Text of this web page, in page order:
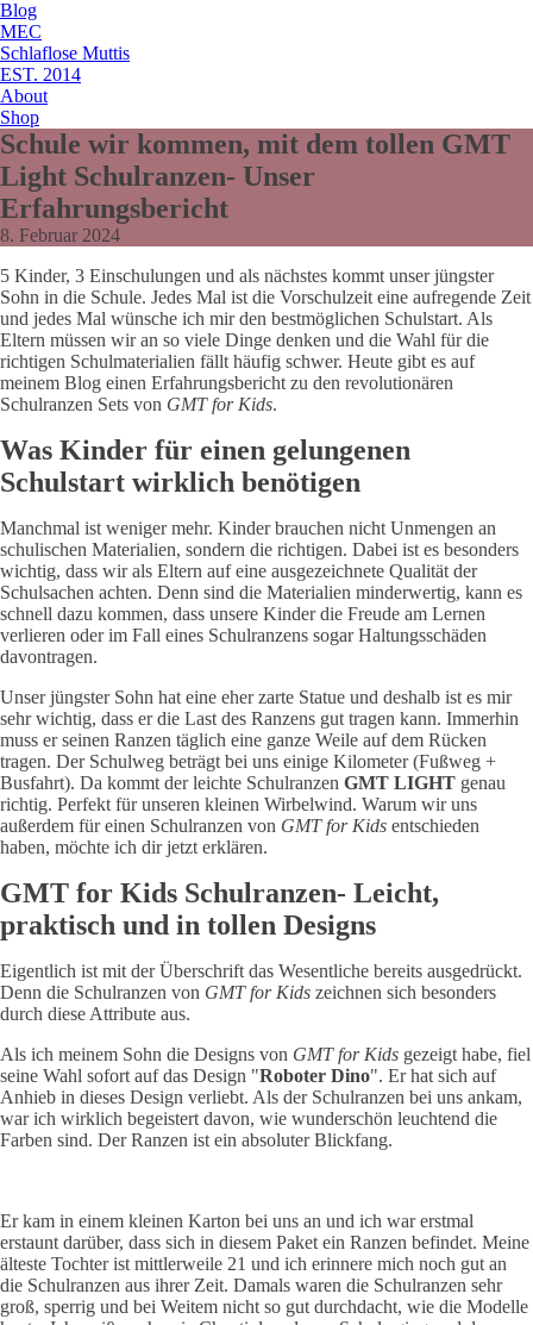
Blog
MEC
Schlaflose Muttis
EST. 2014
About
Shop
Schule wir kommen, mit dem tollen GMT
Light Schulranzen- Unser
Erfahrungsbericht
8. Februar 2024
5 Kinder, 3 Einschulungen und als nächstes kommt unser jüngster
Sohn in die Schule. Jedes Mal ist die Vorschulzeit eine aufregende Zeit
und jedes Mal wünsche ich mir den bestmöglichen Schulstart. Als
Eltern müssen wir an so viele Dinge denken und die Wahl für die
richtigen Schulmaterialien fällt häufig schwer. Heute gibt es auf
meinem Blog einen Erfahrungsbericht zu den revolutionären
Schulranzen Sets von GMT for Kids.
Was Kinder für einen gelungenen
Schulstart wirklich benötigen
Manchmal ist weniger mehr. Kinder brauchen nicht Unmengen an
schulischen Materialien, sondern die richtigen. Dabei ist es besonders
wichtig, dass wir als Eltern auf eine ausgezeichnete Qualität der
Schulsachen achten. Denn sind die Materialien minderwertig, kann es
schnell dazu kommen, dass unsere Kinder die Freude am Lernen
verlieren oder im Fall eines Schulranzens sogar Haltungsschäden
davontragen.
Unser jüngster Sohn hat eine eher zarte Statue und deshalb ist es mir
sehr wichtig, dass er die Last des Ranzens gut tragen kann. Immerhin
muss er seinen Ranzen täglich eine ganze Weile auf dem Rücken
tragen. Der Schulweg beträgt bei uns einige Kilometer (Fußweg +
Busfahrt). Da kommt der leichte Schulranzen GMT LIGHT genau
richtig. Perfekt für unseren kleinen Wirbelwind. Warum wir uns
außerdem für einen Schulranzen von GMT for Kids entschieden
haben, möchte ich dir jetzt erklären.
GMT for Kids Schulranzen- Leicht,
praktisch und in tollen Designs
Eigentlich ist mit der Überschrift das Wesentliche bereits ausgedrückt.
Denn die Schulranzen von GMT for Kids zeichnen sich besonders
durch diese Attribute aus.
Als ich meinem Sohn die Designs von GMT for Kids gezeigt habe, fiel
seine Wahl sofort auf das Design "Roboter Dino". Er hat sich auf
Anhieb in dieses Design verliebt. Als der Schulranzen bei uns ankam,
war ich wirklich begeistert davon, wie wunderschön leuchtend die
Farben sind. Der Ranzen ist ein absoluter Blickfang.
Er kam in einem kleinen Karton bei uns an und ich war erstmal
erstaunt darüber, dass sich in diesem Paket ein Ranzen befindet. Meine
älteste Tochter ist mittlerweile 21 und ich erinnere mich noch gut an
die Schulranzen aus ihrer Zeit. Damals waren die Schulranzen sehr
groß, sperrig und bei Weitem nicht so gut durchdacht, wie die Modelle